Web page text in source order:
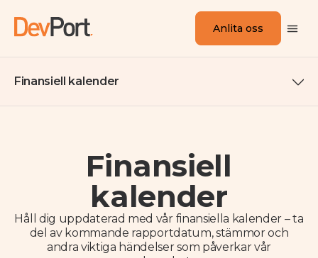
Anlita oss
Finansiell kalender
Finansiell
kalender
Håll dig uppdaterad med vår finansiella kalender – ta
del av kommande rapportdatum, stämmor och
andra viktiga händelser som påverkar vår